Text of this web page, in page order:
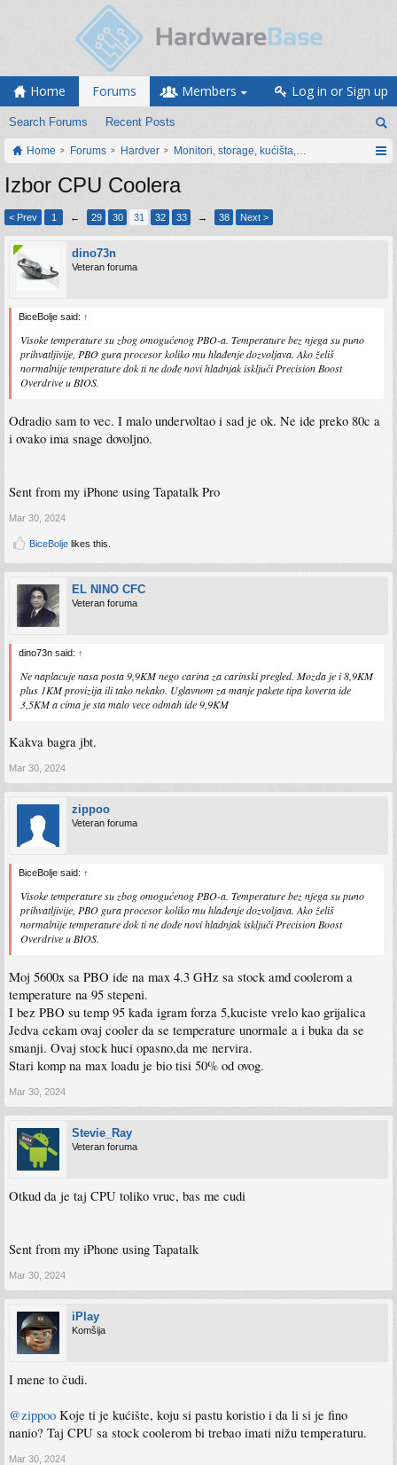
Home Forums
Search Forums Recent Posts
Members Log in or Sign up
Home Forums Hardver Monitori, storage, kućišta, periferija
Izbor CPU Coolera
< Prev 1 ← 29 30 31 32 33 → 38 Next >
dino73n
Veteran foruma
BiceBolje said: ↑
Visoke temperature su zbog omogućenog PBO-a. Temperature bez njega su puno
prihvatljivije, PBO gura procesor koliko mu hlađenje dozvoljava. Ako želiš
normalnije temperature dok ti ne dođe novi hladnjak isključi Precision Boost
Overdrive u BIOS.
Odradio sam to vec. I malo undervoltao i sad je ok. Ne ide preko 80c a
i ovako ima snage dovoljno.
Sent from my iPhone using Tapatalk Pro
Mar 30, 2024
BiceBolje likes this.
EL NINO CFC
Veteran foruma
dino73n said: ↑
Ne naplacuje nasa posta 9,9KM nego carina za carinski pregled. Mozda je i 8,9KM
plus 1KM provizija ili tako nekako. Uglavnom za manje pakete tipa koverta ide
3,5KM a cima je sta malo vece odmah ide 9,9KM
Kakva bagra jbt.
Mar 30, 2024
zippoo
Veteran foruma
BiceBolje said: ↑
Visoke temperature su zbog omogućenog PBO-a. Temperature bez njega su puno
prihvatljivije, PBO gura procesor koliko mu hlađenje dozvoljava. Ako želiš
normalnije temperature dok ti ne dođe novi hladnjak isključi Precision Boost
Overdrive u BIOS.
Moj 5600x sa PBO ide na max 4.3 GHz sa stock amd coolerom a
temperature na 95 stepeni.
I bez PBO su temp 95 kada igram forza 5,kuciste vrelo kao grijalica
Jedva cekam ovaj cooler da se temperature unormale a i buka da se
smanji. Ovaj stock huci opasno,da me nervira.
Stari komp na max loadu je bio tisi 50% od ovog.
Mar 30, 2024
Stevie_Ray
Veteran foruma
Otkud da je taj CPU toliko vruc, bas me cudi
Sent from my iPhone using Tapatalk
Mar 30, 2024
iPlay
Komšija
I mene to čudi.
@zippoo Koje ti je kućište, koju si pastu koristio i da li si je fino
nanio? Taj CPU sa stock coolerom bi trebao imati nižu temperaturu.
Mar 30, 2024